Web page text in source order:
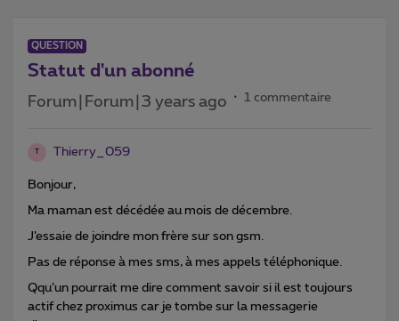
QUESTION
Statut d'un abonné
Forum|Forum|3 years ago 1 commentaire
Thierry_059
Bonjour,
Ma maman est décédée au mois de décembre.
J’essaie de joindre mon frère sur son gsm.
Pas de réponse à mes sms, à mes appels téléphonique.
Qqu’un pourrait me dire comment savoir si il est toujours
actif chez proximus car je tombe sur la messagerie